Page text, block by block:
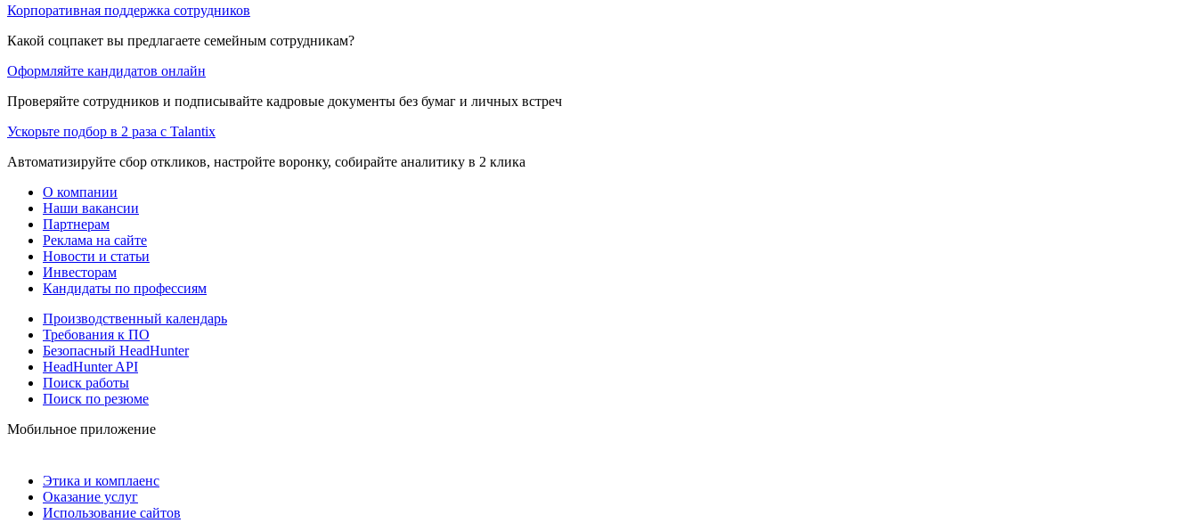
Корпоративная поддержка сотрудников
Какой соцпакет вы предлагаете семейным сотрудникам?
Оформляйте кандидатов онлайн
Проверяйте сотрудников и подписывайте кадровые документы без бумаг и личных встреч
Ускорьте подбор в 2 раза с Talantix
Автоматизируйте сбор откликов, настройте воронку, собирайте аналитику в 2 клика
О компании
Наши вакансии
Партнерам
Реклама на сайте
Новости и статьи
Инвесторам
Кандидаты по профессиям
Производственный календарь
Требования к ПО
Безопасный HeadHunter
HeadHunter API
Поиск работы
Поиск по резюме
Мобильное приложение
Этика и комплаенс
Оказание услуг
Использование сайтов